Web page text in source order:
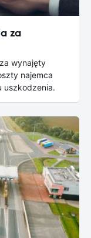
za
wynajęty
najemca
uszkodzenia.